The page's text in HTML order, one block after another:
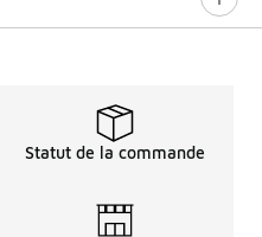
Statut de la commande